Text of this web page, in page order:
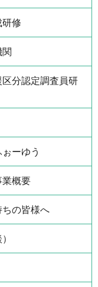
修
分認定調査員研
ーゆう
業概要
の皆様へ